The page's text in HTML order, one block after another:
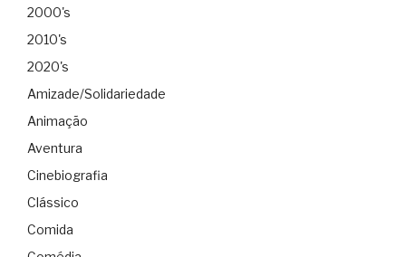
2000's
2010's
2020's
Amizade/Solidariedade
Animação
Aventura
Cinebiografia
Clássico
Comida